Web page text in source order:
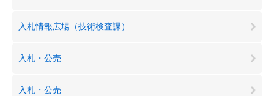
入札情報広場（技術検査課）
入札・公売
入札・公売